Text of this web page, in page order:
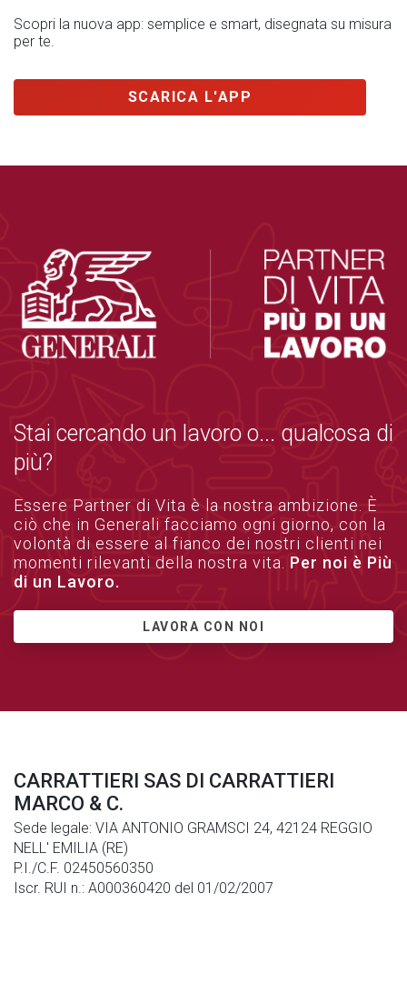
Scopri la nuova app: semplice e smart, disegnata su misura
per te.
SCARICA L'APP
Stai cercando un lavoro o... qualcosa di
più?
Essere Partner di Vita è la nostra ambizione. È
ciò che in Generali facciamo ogni giorno, con la
volontà di essere al fianco dei nostri clienti nei
momenti rilevanti della nostra vita. Per noi è Più
di un Lavoro.
LAVORA CON NOI
CARRATTIERI SAS DI CARRATTIERI
MARCO & C.
Sede legale: VIA ANTONIO GRAMSCI 24, 42124 REGGIO
NELL' EMILIA (RE)
P.I./C.F. 02450560350
Iscr. RUI n.: A000360420 del 01/02/2007